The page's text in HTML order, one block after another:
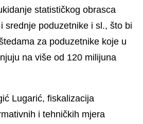
statističkog obrasca
srednje poduzetnike i sl., što bi
za poduzetnike koje u
na više od 120 milijuna
Lugarić, fiskalizacija
i tehničkih mjera